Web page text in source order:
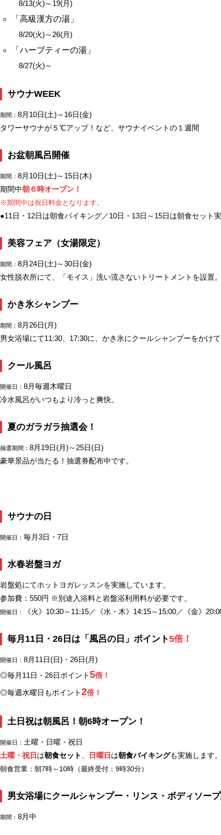
8/13(火)～19(月)
「高級漢方の湯」
8/20(火)～26(月)
「ハーブティーの湯」
8/27(火)～
サウナWEEK
期間： 8月10日(土)～16日(金)
タワーサウナが５℃アップ！など、サウナイベントの１週間
お盆朝風呂開催
期間： 8月10日(土)～15日(木)
期間中朝６時オープン！
※期間中は祝日料金となります。
●11日・12日は朝食バイキング／10日・13日～15日は朝食セット
美容フェア（女湯限定）
期間： 8月24日(土)～30日(金)
女性脱衣所にて、「モイス」洗い流さないトリートメントを設置
かき氷シャンプー
期間： 8月26日(月)
男女浴場にて11:30、17:30に、かき氷にクールシャンプーをかけ
クール風呂
開催日： 8月毎週木曜日
冷水風呂がいつもより冷っと爽快。
夏のガラガラ抽選会！
抽選期間： 8月19日(月)～25日(日)
豪華景品が当たる！抽選券配布中です。
サウナの日
開催日： 毎月3日・7日
水春岩盤ヨガ
岩盤処にてホットヨガレッスンを実施しています。
参加費：550円 ※別途入浴料と岩盤浴利用料が必要です。
開催日： 《火》10:30～11:15／《水・木》14:15～15:00／《金》
毎月11日・26日は「風呂の日」ポイント5倍！
開催日： 8月11日(日)・26日(月)
◎毎月11日・26日ポイント5倍！
◎毎週水曜日もポイント2倍！
土日祝は朝風呂！朝6時オープン！
開催日： 土曜・日曜・祝日
土曜・祝日 は朝食セット 日曜日 は朝食バイキングも実施します
朝食営業：朝7時～10時（最終受付：9時30分）
男女浴場にクールシャンプー・リンス・ボディソー
期間： 8月中